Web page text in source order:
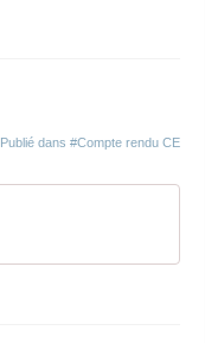
Publié dans #Compte rendu CE